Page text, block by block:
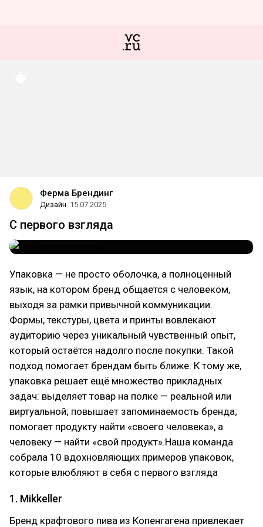
Ферма Брендинг
Дизайн 15.07.2025
С первого взгляда
Упаковка — не просто оболочка, а полноценный
язык, на котором бренд общается с человеком,
выходя за рамки привычной коммуникации.
Формы, текстуры, цвета и принты вовлекают
аудиторию через уникальный чувственный опыт,
который остаётся надолго после покупки. Такой
подход помогает брендам быть ближе. К тому же,
упаковка решает ещё множество прикладных
задач: выделяет товар на полке — реальной или
виртуальной; повышает запоминаемость бренда;
помогает продукту найти «своего человека», а
человеку — найти «свой продукт».Наша команда
собрала 10 вдохновляющих примеров упаковок,
которые влюбляют в себя с первого взгляда
1. Mikkeller
Бренд крафтового пива из Копенгагена привлекает